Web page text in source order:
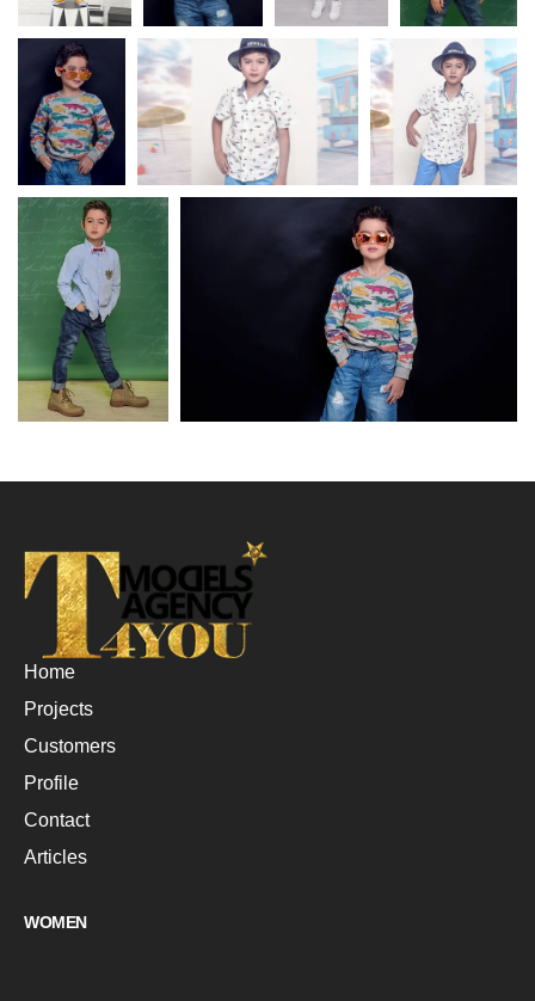
Home
Projects
Customers
Profile
Contact
Articles
WOMEN